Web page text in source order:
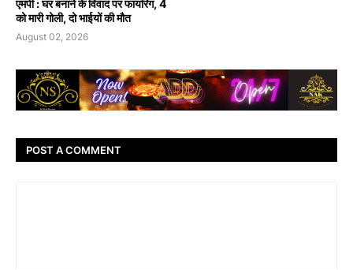
एमपी : घर बनाने के विवाद पर फायरिंग, 4
को मारी गोली, दो भाईयों की मौत
August 02, 2026
POST A COMMENT